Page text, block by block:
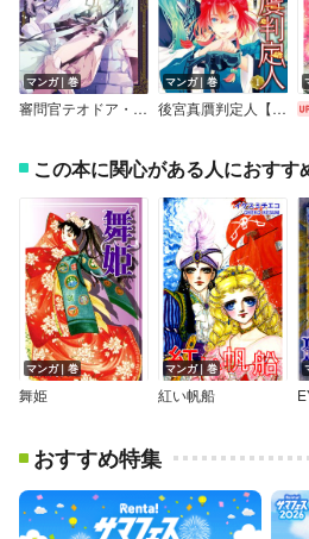
マンガ｜巻
審問官テオドア・オラニエと孤狼の騎士＠COMIC
マンガ｜巻
後宮真贋判定人【電子限定おまけ付き】
この本に関心がある人におすす
マンガ｜巻
舞姫
マンガ｜巻
紅い帆船
おすすめ特集